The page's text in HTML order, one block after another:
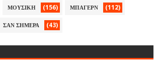
ΜΟΥΣΙΚΗ (156) ΜΠΑΓΕΡΝ (112)
ΣΑΝ ΣΗΜΕΡΑ (43)